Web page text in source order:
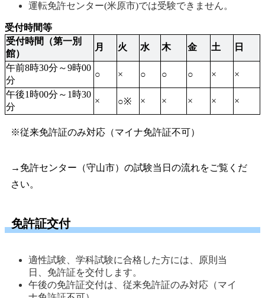
運転免許センター(米原市)では受験できません。
受付時間等
受付時間（第一別
館）
月 火 水 木 金 土 日
午前8時30分～9時00
分
○ × ○ ○ ○ ×
×
午後1時00分～1時30
分
× ○※ × × × × ×
※従来免許証のみ対応（マイナ免許証不可）
→免許センター（守山市）の試験当日の流れをご覧くだ
さい。
免許証交付
適性試験、学科試験に合格した方には、原則当
日、免許証を交付します。
午後の免許証交付は、従来免許証のみ対応（マイ